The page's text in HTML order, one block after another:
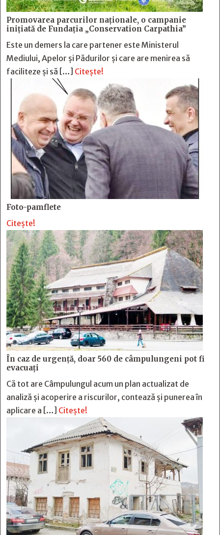
Promovarea parcurilor naționale, o campanie
inițiată de Fundația „Conservation Carpathia”
Este un demers la care partener este Ministerul
Mediului, Apelor și Pădurilor și care are menirea să
faciliteze și să […] Citește!
Foto-pamflete
Citește!
În caz de urgență, doar 560 de câmpulungeni pot fi
evacuați
Că tot are Câmpulungul acum un plan actualizat de
analiză și acoperire a riscurilor, contează și punerea în
aplicare a […] Citește!